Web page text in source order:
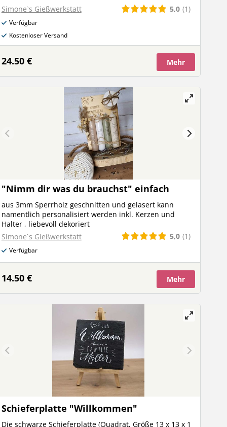
Simone`s Gießwerkstatt
5,0 (1)
Verfügbar
Kostenloser Versand
24.50 € Mehr
"Nimm dir was du brauchst" einfach
aus 3mm Sperrholz geschnitten und gelasert kann
namentlich personalisiert werden inkl. Kerzen und
Halter , liebevoll dekoriert
Simone`s Gießwerkstatt
5,0 (1)
Verfügbar
14.50 € Mehr
Schieferplatte "Willkommen"
Die schwarze Schieferplatte (Quadrat, Größe 13 x 13 x 1